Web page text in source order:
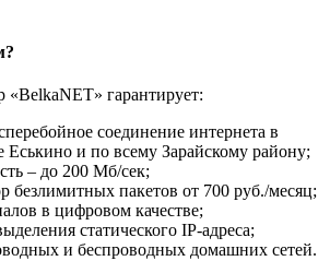
«BelkaNET» гарантирует:
соединение интернета в
Еськино и по всему Зарайскому району;
– до 200 Мб/сек;
безлимитных пакетов от 700 руб./месяц;
в цифровом качестве;
статического IP-адреса;
и беспроводных домашних сетей.